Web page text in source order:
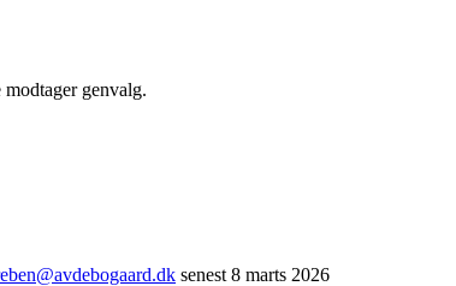
genvalg.
senest 8 marts 2026